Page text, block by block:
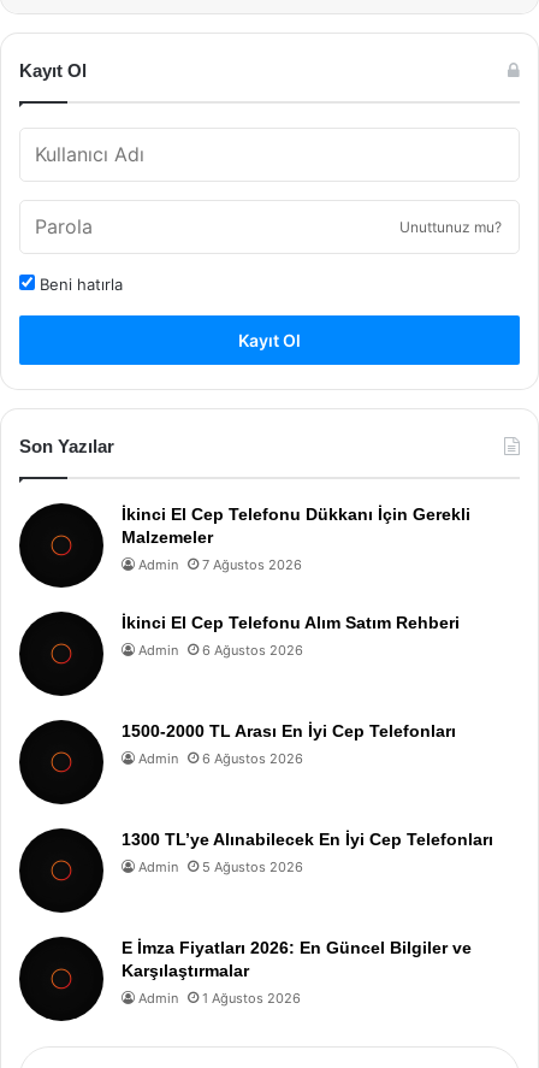
Kayıt Ol
Unuttunuz mu?
Beni hatırla
Kayıt Ol
Son Yazılar
İkinci El Cep Telefonu Dükkanı İçin Gerekli
Malzemeler
Admin 7 Ağustos 2026
İkinci El Cep Telefonu Alım Satım Rehberi
Admin 6 Ağustos 2026
1500-2000 TL Arası En İyi Cep Telefonları
Admin 6 Ağustos 2026
1300 TL’ye Alınabilecek En İyi Cep Telefonları
Admin 5 Ağustos 2026
E İmza Fiyatları 2026: En Güncel Bilgiler ve
Karşılaştırmalar
Admin 1 Ağustos 2026